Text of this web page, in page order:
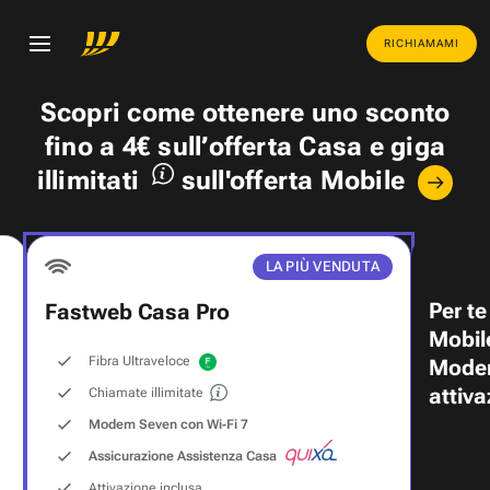
RICHIAMAMI
Scopri come ottenere uno sconto
fino a 4€ sull’offerta Casa egiga
illimitati
sull'offerta Mobile
LA PIÙ VENDUTA
Fastweb Casa Pro
Fibra Ultraveloce
Chiamate illimitate
Modem Seven con Wi‑Fi 7
Assicurazione Assistenza Casa
Per